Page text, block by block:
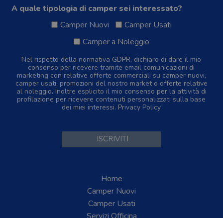
A quale tipologia di camper sei interessato?
Camper Nuovi
Camper Usati
Camper a Noleggio
Nel rispetto della normativa GDPR, dichiaro di dare il mio
consenso per ricevere tramite email comunicazioni di
marketing con relative offerte commerciali su camper nuovi,
camper usati, promozioni del nostro market o offerte relative
al noleggio. Inoltre esplicito il mio consenso per la attività di
profilazione per ricevere contenuti personalizzati sulla base
dei miei interessi. Privacy Policy
Home
Camper Nuovi
Camper Usati